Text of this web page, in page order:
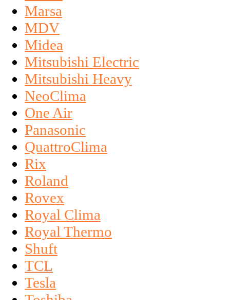
Marsa
MDV
Midea
Mitsubishi Electric
Mitsubishi Heavy
NeoClima
One Air
Panasonic
QuattroClima
Rix
Roland
Rovex
Royal Clima
Royal Thermo
Shuft
TCL
Tesla